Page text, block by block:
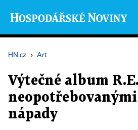
HN.cz › Art
Výtečné album
nápady